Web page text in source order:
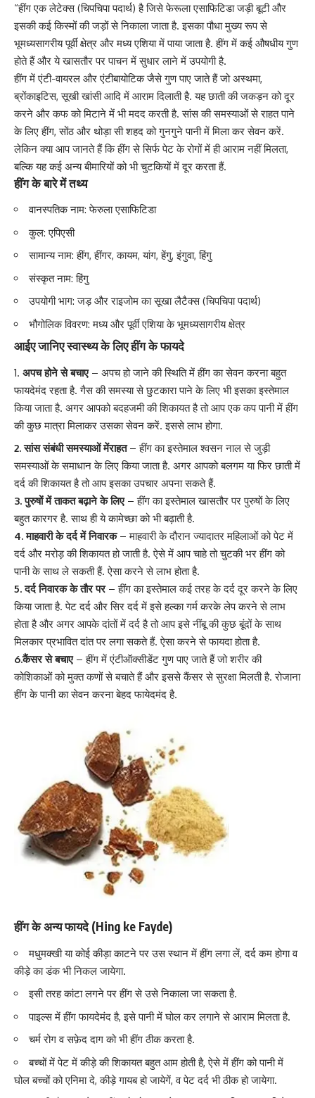
“हींग एक लेटेक्स (चिपचिपा पदार्थ) है जिसे फेरूला एसाफिटिडा जड़ी बूटी और
इसकी कई किस्मों की जड़ों से निकाला जाता है. इसका पौधा मुख्‍य रूप से
भूमध्यसागरीय पूर्वी क्षेत्र और मध्य एशिया में पाया जाता है. हींग में कई औषधीय गुण
होते हैं और ये खासतौर परपाचनमें सुधार लाने में उपयोगी है.
हींग में एंटी-वायरल और एंटीबायोटिक जैसे गुण पाए जाते हैं जो अस्थमा,
ब्रोंकाइटिस, सूखीखांसीआदि में आराम दिलाती है. यह छाती की जकड़न को दूर
करने और कफ को मिटाने में भी मदद करती है. सांस की समस्याओं से राहत पाने
के लिए हींग, सोंठ और थोड़ा सीशहदको गुनगुने पानी में मिला कर सेवन करें.
लेकिन क्या आप जानते हैं कि हींग से सिर्फ पेट के रोगों में ही आराम नहीं मिलता,
बल्कि यह कई अन्य बीमारियों को भी चुटकियों में दूर करता हैं.
हींग के बारे में तथ्‍य
वानस्‍पतिक नाम: फेरुला एसाफिटिडा
कुल: एपिएसी
सामान्‍य नाम: हींग, हींगर, कायम, यांग, हेंगु, इंगुवा, हिंगु
संस्‍कृत नाम: हिंगु
उपयोगी भाग: जड़ और राइजोम का सूखा लैटैक्‍स (चिपचिपा पदार्थ)
भौगोलिक विवरण: मध्य और पूर्वी एशिया के भूमध्यसागरीय क्षेत्र
आईए जानिए स्वास्थ्य के लिए हींग के फायदे
अपच होने से बचाए– अपच हो जाने की स्थ‍िति में हींग का सेवन करना बहुत
फायदेमंद रहता है.गैसकी समस्या से छुटकारा पाने के लिए भी इसका इस्तेमाल
किया जाता है. अगर आपको बदहजमी की शिकायत है तो आप एक कप पानी में हींग
की कुछ मात्रा मिलाकर उसका सेवन करें. इससे लाभ होगा.
2. सांस संबंधी समस्याओं मेंराहत– हींग का इस्तेमाल श्वसन नाल से जुड़ी
समस्याओं के समाधान के लिए किया जाता है. अगर आपको बलगम या फिरछातीमें
दर्द की शिकायत है तो आप इसका उपचार अपना सकते हैं.
3. पुरुषों में ताकत बढ़ाने के लिए– हींग का इस्तेमाल खासतौर पर पुरुषों के लिए
बहुत कारगर है. साथ ही ये कामेच्छा को भी बढ़ाती है.
4. माहवारी के दर्द में निवारक– माहवारी के दौरान ज्यादातर महिलाओं को पेट में
दर्द और मरोड़ की शिकायत हो जाती है. ऐसे में आप चाहे तो चुटकी भर हींग को
पानी के साथ ले सकती हैं. ऐसा करने से लाभ होता है.
5. दर्द निवारक के तौर पर– हींग का इस्तेमाल कई तरह के दर्द दूर करने के लिए
किया जाता है. पेट दर्द औरसिर दर्दमें इसे हल्का गर्म करके लेप करने से लाभ
होता है और अगर आपके दांतों में दर्द है तो आप इसे नींबू की कुछ बूंदों के साथ
मिलकार प्रभावित दांत पर लगा सकते हैं. ऐसा करने से फायदा होता है.
6.कैंसर से बचाए– हींग में एंटीऑक्सीडेंट गुण पाए जाते हैं जो शरीर की
कोशिकाओं को मुक्त कणों से बचाते हैं और इससेकैंसरसे सुरक्षा मिलती है. रोजाना
हींग के पानी का सेवन करना बेहद फायेदमंद है.
हींग के अन्य फायदे (Hing ke Fayde)
मधुमक्खीया कोई कीड़ा काटने पर उस स्थान में हींग लगा लें, दर्द कम होगा व
कीड़े का डंक भी निकल जायेगा.
इसी तरह कांटा लगने पर हींग से उसे निकाला जा सकता है.
पाइल्स में हींग फायदेमंद है, इसे पानी में घोल कर लगाने से आराम मिलता है.
चर्म रोग व सफ़ेद दाग को भी हींग ठीक करता है.
बच्चों में पेट में कीड़ेकी शिकायत बहुत आम होती है, ऐसे में हींग को पानी में
घोल बच्चों को एनिमा दे, कीड़े गायब हो जायेगें, व पेट दर्द भी ठीक हो जायेगा.